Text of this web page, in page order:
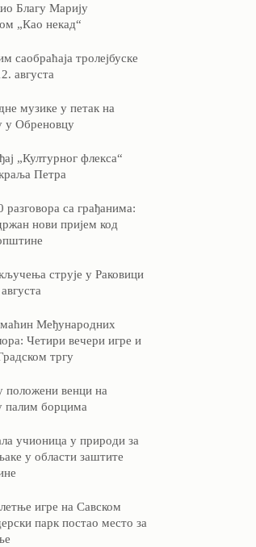
Благу Марију
„Као некад“
саобраћаја тролејбуске
августа
музике у петак на
у Обреновцу
„Културног флекса“
Петра
са грађанима:
нови пријем код
струје у Раковици
Међународних
Четири вечери игре и
тргу
венци на
палим борцима
учионица у природи за
у области заштите
игре на Савском
парк постао место за